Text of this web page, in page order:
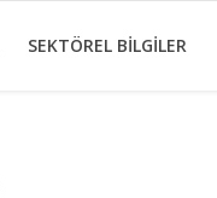
SEKTÖREL BILGILER